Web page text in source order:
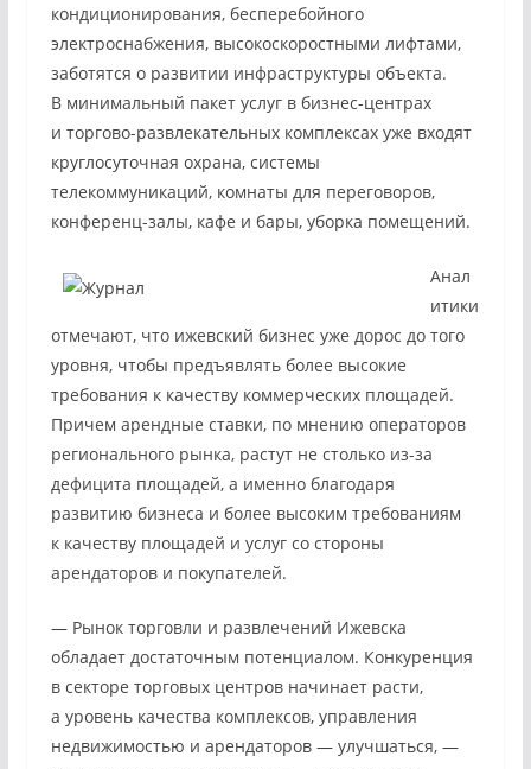
кондиционирования, бесперебойного
электроснабжения, высокоскоростными лифтами,
заботятся о развитии инфраструктуры объекта.
В минимальный пакет услуг в бизнес-центрах
и торгово-развлекательных комплексах уже входят
круглосуточная охрана, системы
телекоммуникаций, комнаты для переговоров,
конференц-залы, кафе и бары, уборка помещений.
Анал
итики
отмечают, что ижевский бизнес уже дорос до того
уровня, чтобы предъявлять более высокие
требования к качеству коммерческих площадей.
Причем арендные ставки, по мнению операторов
регионального рынка, растут не столько из-за
дефицита площадей, а именно благодаря
развитию бизнеса и более высоким требованиям
к качеству площадей и услуг со стороны
арендаторов и покупателей.
— Рынок торговли и развлечений Ижевска
обладает достаточным потенциалом. Конкуренция
в секторе торговых центров начинает расти,
а уровень качества комплексов, управления
недвижимостью и арендаторов — улучшаться, —